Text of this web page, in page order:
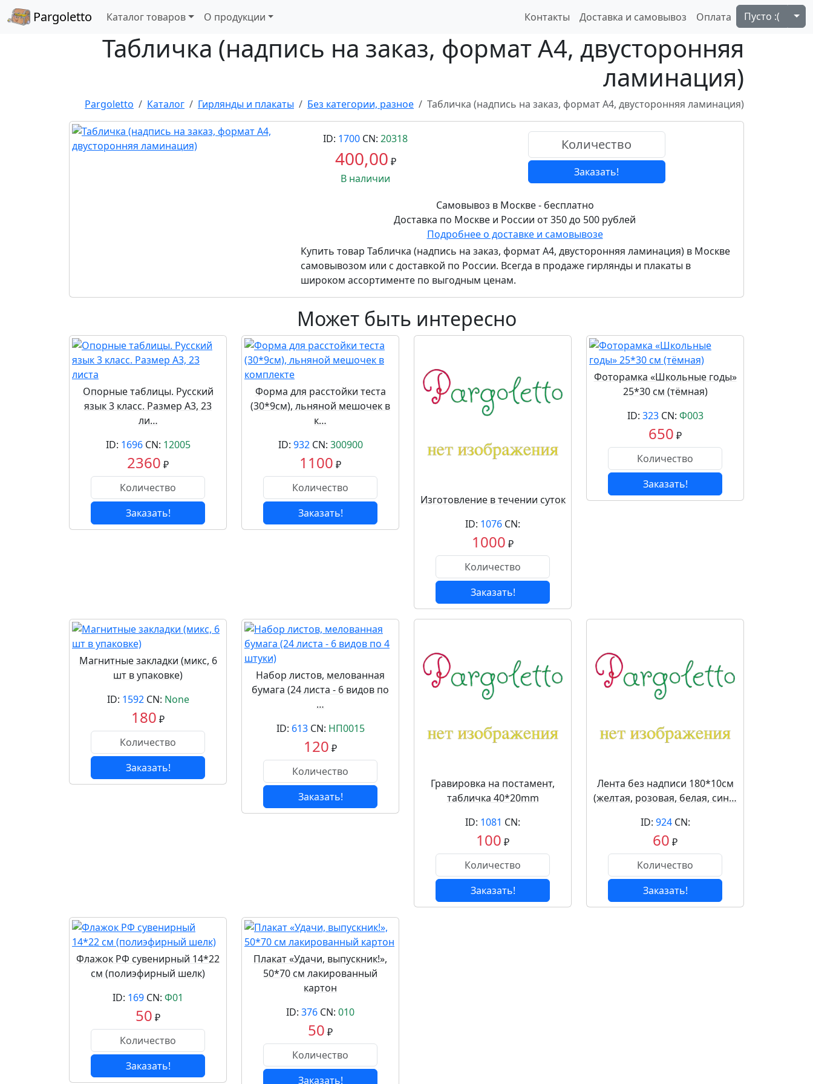
Pargoletto Каталог товаров О продукции Контакты Доставка и самовывоз Оплата Пусто :(
Табличка (надпись на заказ, формат А4, двусторонняя
ламинация)
Pargoletto Каталог Гирлянды и плакаты Без категории, разное Табличка (надпись на заказ, формат А4, двусторонняя ламинация)
ID: 1700 CN:20318
400,00 ₽
В наличии
Заказать!
Самовывоз в Москве - бесплатно
Доставка по Москве и России от 350 до 500 рублей
Подробнее о доставке и самовывозе
Купить товар Табличка (надпись на заказ, формат А4, двусторонняя ламинация) в Москве
самовывозом или с доставкой по России. Всегда в продаже гирлянды и плакаты в
широком ассортименте по выгодным ценам.
Может быть интересно
Опорные таблицы. Русский
язык 3 класс. Размер А3, 23
ли…
ID: 1696CN: 12005
2360 ₽
Заказать!
Форма для расстойки теста
(30*9см), льняной мешочек в
к…
ID: 932CN: 300900
1100 ₽
Заказать!
Изготовление в течении суток
ID: 1076 CN:
1000 ₽
Заказать!
Фоторамка «Школьные годы»
25*30 см (тёмная)
ID: 323CN: Ф003
650 ₽
Заказать!
Магнитные закладки (микс, 6
шт в упаковке)
ID: 1592CN: None
180 ₽
Заказать!
Набор листов, мелованная
бумага (24 листа - 6 видов по
…
ID: 613CN: НП0015
120 ₽
Заказать!
Гравировка на постамент,
табличка 40*20mm
ID: 1081 CN:
100 ₽
Заказать!
Лента без надписи 180*10см
(желтая, розовая, белая, син…
ID: 924CN:
60 ₽
Заказать!
Флажок РФ сувенирный 14*22
см (полиэфирный шелк)
ID: 169 CN: Ф01
50 ₽
Заказать!
Плакат «Удачи, выпускник!»,
50*70 см лакированный
картон
ID: 376 CN: 010
50 ₽
Заказать!